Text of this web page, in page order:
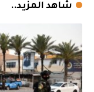
شاهد المزيد..